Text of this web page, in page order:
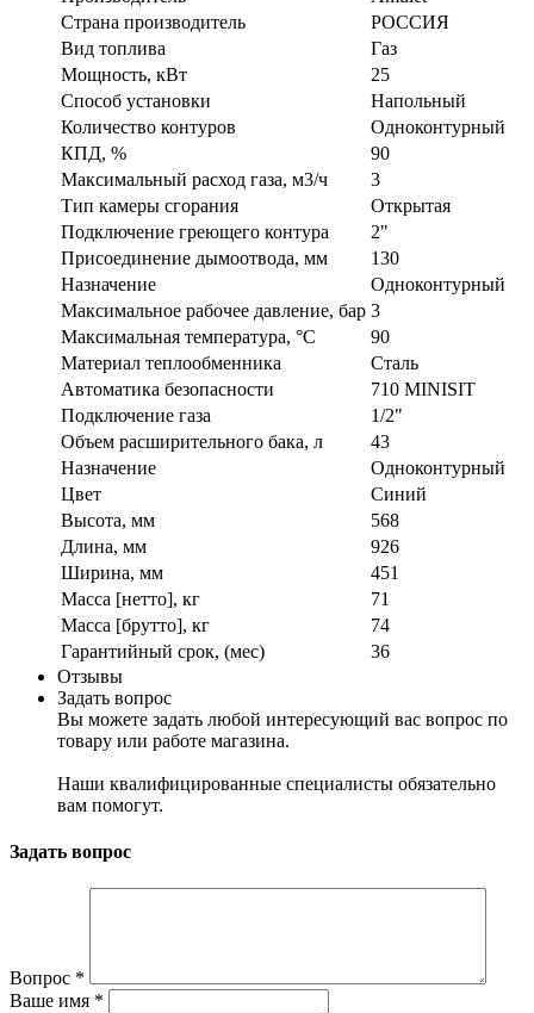
Страна производитель
РОССИЯ
Вид топлива
Газ
Мощность, кВт
25
Способ установки
Напольный
Количество контуров
Одноконтурный
КПД, %
90
Максимальный расход газа, м3/ч
3
Тип камеры сгорания
Открытая
Подключение греющего контура
2"
Присоединение дымоотвода, мм
130
Назначение
Одноконтурный
Максимальное рабочее давление, бар 3
Максимальная температура, °C
90
Материал теплообменника
Сталь
Автоматика безопасности
710 MINISIT
Подключение газа
1/2"
Объем расширительного бака, л
43
Назначение
Одноконтурный
Цвет
Синий
Высота, мм
568
Длина, мм
926
Ширина, мм
451
Масса [нетто], кг
71
Масса [брутто], кг
74
Гарантийный срок, (мес)
36
Отзывы
Задать вопрос
Вы можете задать любой интересующий вас вопрос по
товару или работе магазина.
Наши квалифицированные специалисты обязательно
вам помогут.
Задать вопрос
Вопрос *
Ваше имя *